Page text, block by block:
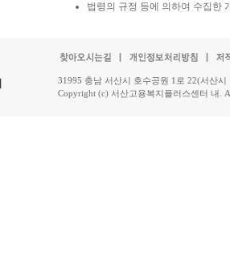
법령의 규정 등에 의하여 수집한
31995 충남 서산시 호수공원 1로 22(서산
Copyright (c) 서산고용복지플러스센터 내.